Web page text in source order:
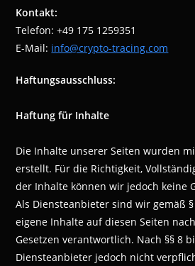
Kontakt:
Telefon: +49 175 1259351
E-Mail: info@crypto-tracing.com
Haftungsausschluss:
Haftung für Inhalte
Die Inhalte unserer Seiten wurden
erstellt. Für die Richtigkeit,
der Inhalte können wir jedoch keine
Als Diensteanbieter sind wir gemäß
eigene Inhalte auf diesen Seiten
Gesetzen verantwortlich. Nach §§ 8
Diensteanbieter jedoch nicht